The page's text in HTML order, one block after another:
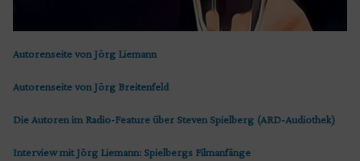
Autorenseite von Jörg Liemann
Autorenseite von Jörg Breitenfeld
Die Autoren im Radio-Feature über Steven Spielberg (ARD-Audiothek)
Interview mit Jörg Liemann: Spielbergs Filmanfänge